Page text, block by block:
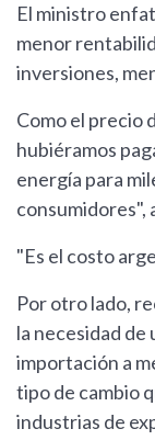
El ministro
menor
inversiones,
Como el precio
hubiéramos
energía para
consumidores",
"Es el costo
Por otro lado,
la necesidad de
importación a
tipo de cambio
industrias de